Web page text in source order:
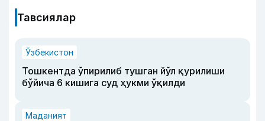
Тавсиялар
Ўзбекистон
Тошкентда ўпирилиб тушган йўл қурилиши
бўйича 6 кишига суд ҳукми ўқилди
Маданият